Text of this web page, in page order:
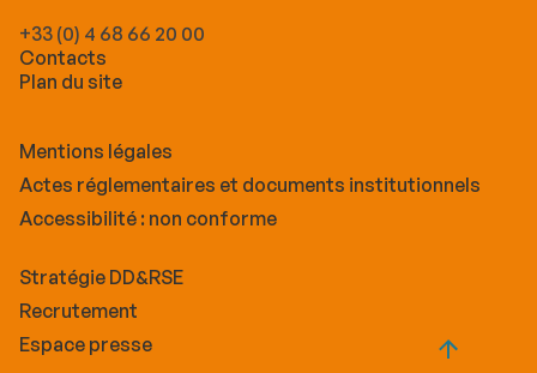
+33 (0) 4 68 66 20 00
Contacts
Plan du site
Mentions légales
Actes réglementaires et documents institutionnels
Accessibilité : non conforme
Stratégie DD&RSE
Recrutement
Espace presse